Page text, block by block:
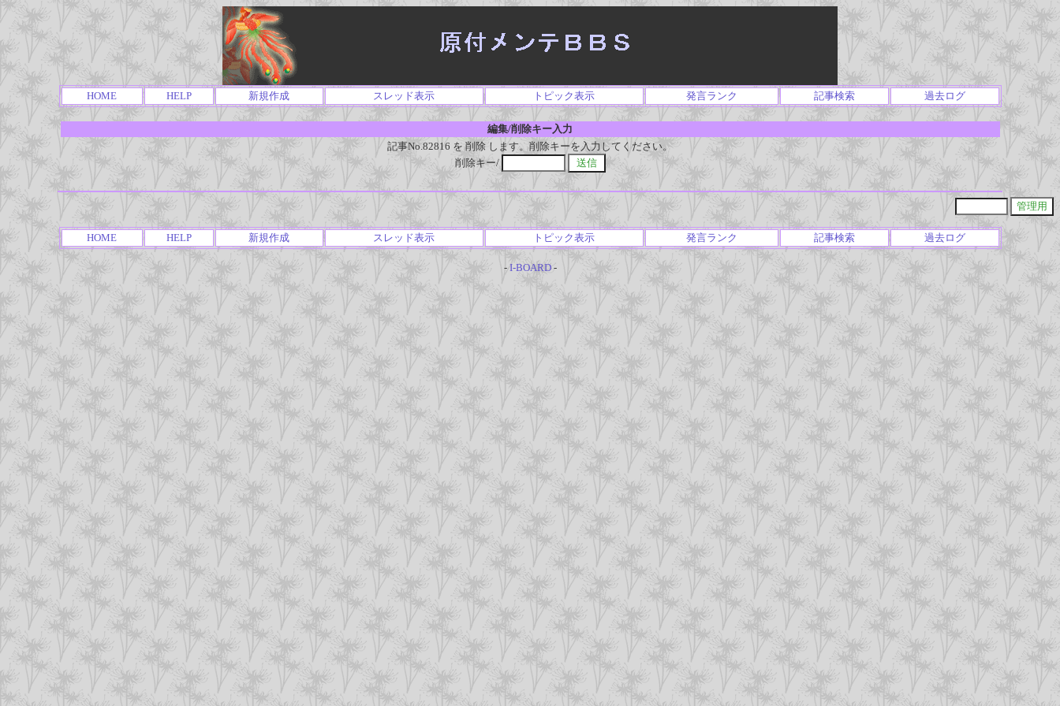
HOME HELP 新規作成 スレッド表示 トピック表示 発言ランク 記事検索 過去ログ
編集/削除キー入力
記事No.82816 を 削除 します。削除キーを入力してください。
削除キー/
HOME HELP 新規作成 スレッド表示 トピック表示 発言ランク 記事検索 過去ログ
- I-BOARD-